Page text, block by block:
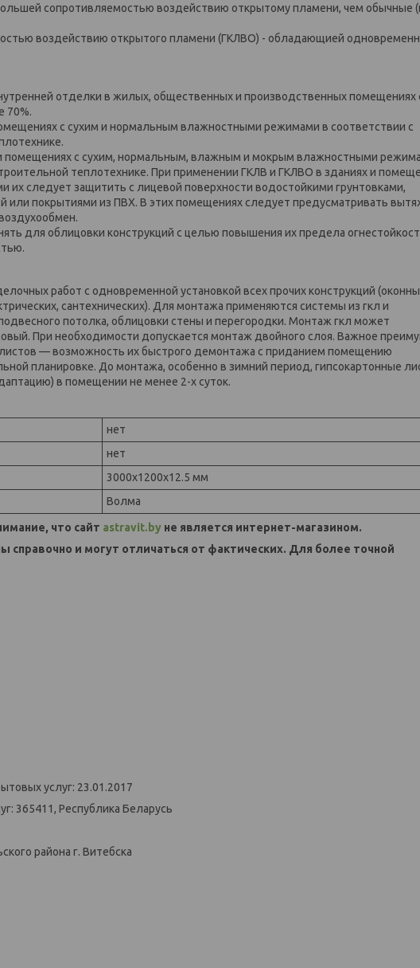
сопротивляемостью воздействию открытому пламени, чем обычные
воздействию открытого пламени (ГКЛВО) - обладающией
отделки в жилых, общественных и производственных помещениях
70%.
с сухим и нормальным влажностными режимами в соответствии с
помещениях с сухим, нормальным, влажным и мокрым влажностными
теплотехнике. При применении ГКЛВ и ГКЛВО в зданиях и
следует защитить с лицевой поверхности водостойкими грунтовками,
или покрытиями из ПВХ. В этих помещениях следует предусматривать
для облицовки конструкций с целью повышения их предела
работ с одновременной установкой всех прочих конструкций
сантехнических). Для монтажа применяются системы из гкл и
потолка, облицовки стены и перегородки. Монтаж гкл может
При необходимости допускается монтаж двойного слоя. Важное
— возможность их быстрого демонтажа с приданием помещению
планировке. До монтажа, особенно в зимний период, гипсокартонные
в помещении не менее 2-х суток.
нет
нет
3000х1200х12.5 мм
Волма
что сайт astravit.by не является интернет-магазином.
справочно и могут отличаться от фактических. Для более точной
услуг: 23.01.2017
365411, Республика Беларусь
района г. Витебска